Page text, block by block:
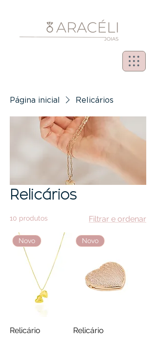
Página inicial Relicários
Relicários
10 produtos Filtrar e ordenar
Novo
Relicário
Novo
Relicário